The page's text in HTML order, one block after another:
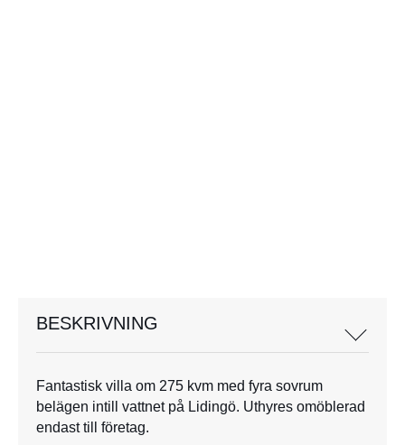
BESKRIVNING
Fantastisk villa om 275 kvm med fyra sovrum
belägen intill vattnet på Lidingö. Uthyres omöblerad
endast till företag.